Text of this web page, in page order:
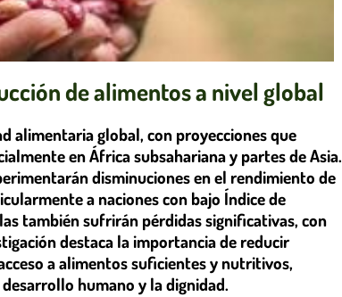
de alimentos a nivel global
alimentaria global, con proyecciones que
en África subsahariana y partes de Asia.
disminuciones en el rendimiento de
a naciones con bajo Índice de
también sufrirán pérdidas significativas, con
destaca la importancia de reducir
a alimentos suficientes y nutritivos,
humano y la dignidad.